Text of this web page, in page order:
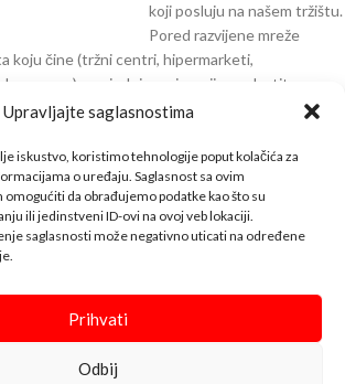
Upravljajte saglasnostima
iskustvo, koristimo tehnologije poput kolačića za
o uređaju. Saglasnost sa ovim
da obrađujemo podatke kao što su
ili jedinstveni ID-ovi na ovoj veb lokaciji.
saglasnosti može negativno uticati na određene
Prihvati
Odbij
koji posluju na našem tržištu.
Pored razvijene mreže
koju čine (tržni centri, hipermarketi,
pumpe), posjedujemo i razvijenu vlastitu
artikala čiji smo direktni uvoznici iz Njemačke,
© 2023 Design with ♥ by